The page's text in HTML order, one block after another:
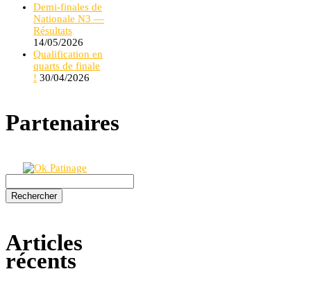
Demi-finales de
Nationale N3 —
Résultats
14/05/2026
Qualification en
quarts de finale
! 30/04/2026
Partenaires
Articles
récents